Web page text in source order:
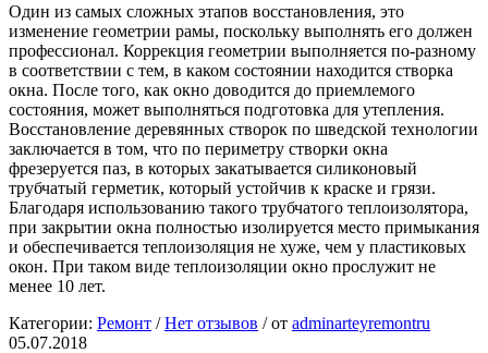
Один из самых сложных этапов восстановления, это
изменение геометрии рамы, поскольку выполнять его должен
профессионал. Коррекция геометрии выполняется по-разному
в соответствии с тем, в каком состоянии находится створка
окна. После того, как окно доводится до приемлемого
состояния, может выполняться подготовка для утепления.
Восстановление деревянных створок по шведской технологии
заключается в том, что по периметру створки окна
фрезеруется паз, в которых закатывается силиконовый
трубчатый герметик, который устойчив к краске и грязи.
Благодаря использованию такого трубчатого теплоизолятора,
при закрытии окна полностью изолируется место примыкания
и обеспечивается теплоизоляция не хуже, чем у пластиковых
окон. При таком виде теплоизоляции окно прослужит не
менее 10 лет.
Категории: Ремонт / Нет отзывов /от adminarteyremontru
05.07.2018